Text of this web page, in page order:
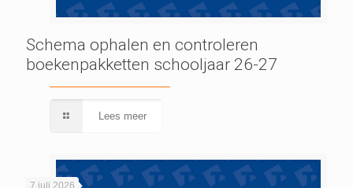
Schema ophalen en controleren
boekenpakketten schooljaar 26-27
Lees meer
7 juli 2026